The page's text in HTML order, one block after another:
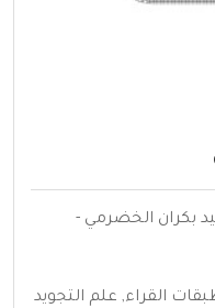
بكران الخضرمي -
القراء, علم التجويد